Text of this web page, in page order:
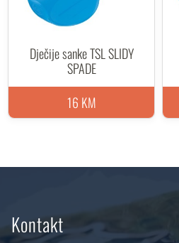
Dječije sanke TSL SLIDY
SPADE
16 KM
Kontakt